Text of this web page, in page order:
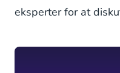
eksperter for at